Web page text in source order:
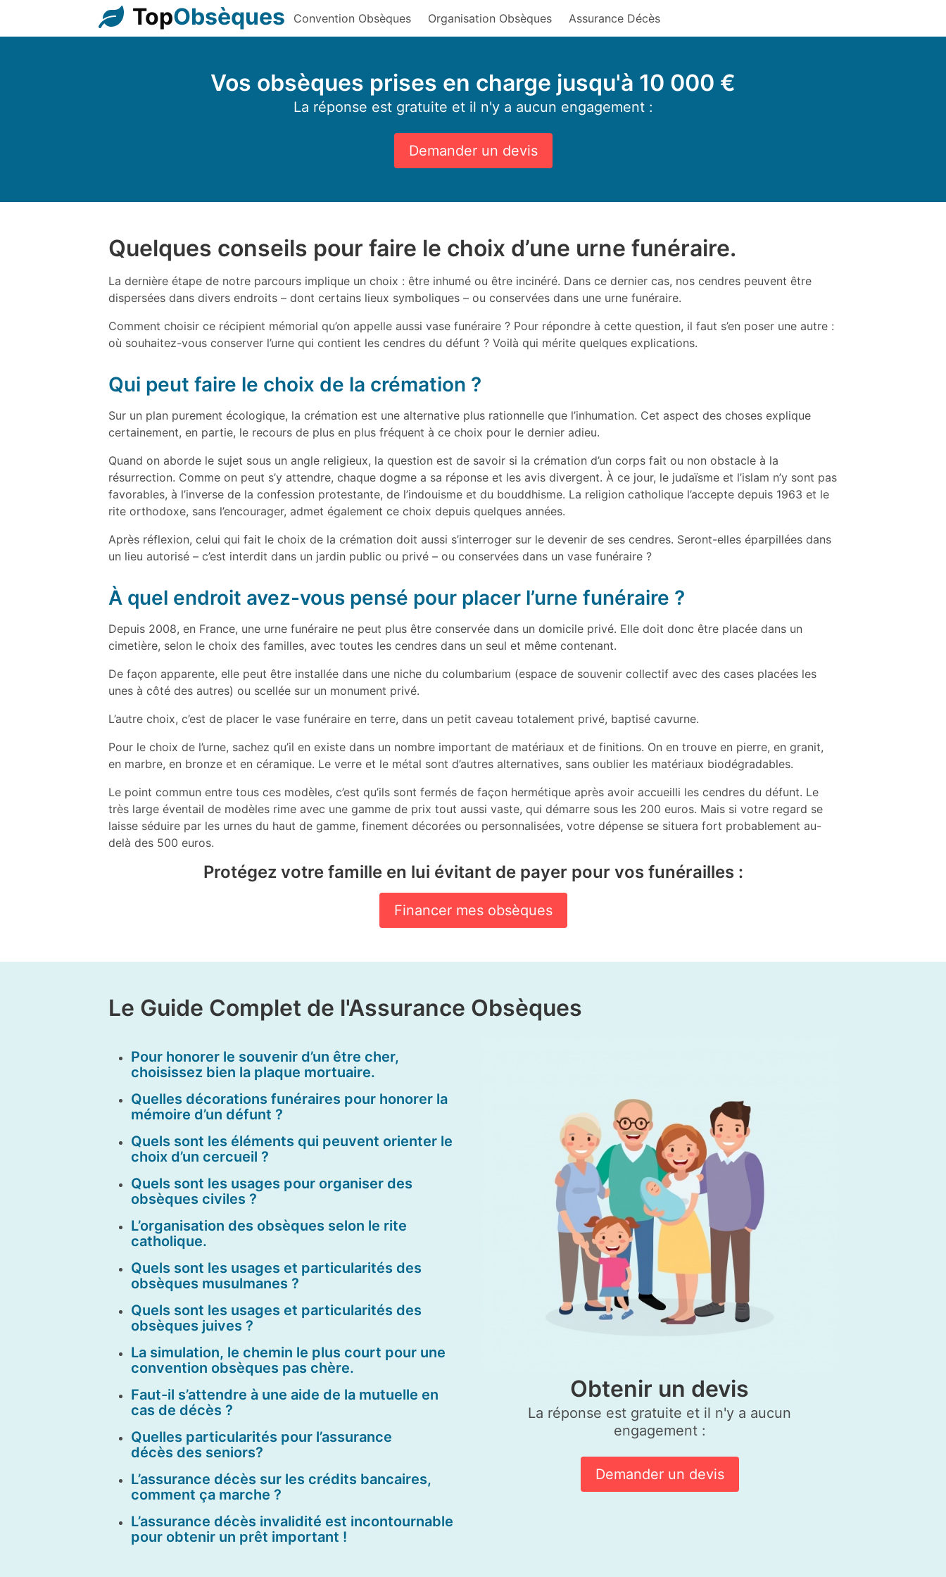
TopObsèques Convention Obsèques Organisation Obsèques Assurance Décès
Vos obsèques prises en charge jusqu'à 10 000 €
La réponse est gratuite et il n'y a aucun engagement :
Demander un devis
Quelques conseils pour faire le choix d’une urne funéraire.
La dernière étape de notre parcours implique un choix : être inhumé ou être incinéré. Dans ce dernier cas, nos cendres peuvent être
dispersées dans divers endroits – dont certains lieux symboliques – ou conservées dans une urne funéraire.
Comment choisir ce récipient mémorial qu’on appelle aussi vase funéraire ? Pour répondre à cette question, il faut s’en poser une autre :
où souhaitez-vous conserver l’urne qui contient les cendres du défunt ? Voilà qui mérite quelques explications.
Qui peut faire le choix de la crémation ?
Sur un plan purement écologique, la crémation est une alternative plus rationnelle que l’inhumation. Cet aspect des choses explique
certainement, en partie, le recours de plus en plus fréquent à ce choix pour le dernier adieu.
Quand on aborde le sujet sous un angle religieux, la question est de savoir si la crémation d’un corps fait ou non obstacle à la
résurrection. Comme on peut s’y attendre, chaque dogme a sa réponse et les avis divergent. À ce jour, le judaïsme et l’islam n’y sont pas
favorables, à l’inverse de la confession protestante, de l’indouisme et du bouddhisme. La religion catholique l’accepte depuis 1963 et le
rite orthodoxe, sans l’encourager, admet également ce choix depuis quelques années.
Après réflexion, celui qui fait le choix de la crémation doit aussi s’interroger sur le devenir de ses cendres. Seront-elles éparpillées dans
un lieu autorisé – c’est interdit dans un jardin public ou privé – ou conservées dans un vase funéraire ?
À quel endroit avez-vous pensé pour placer l’urne funéraire ?
Depuis 2008, en France, une urne funéraire ne peut plus être conservée dans un domicile privé. Elle doit donc être placée dans un
cimetière, selon le choix des familles, avec toutes les cendres dans un seul et même contenant.
De façon apparente, elle peut être installée dans une niche du columbarium (espace de souvenir collectif avec des cases placées les
unes à côté des autres) ou scellée sur un monument privé.
L’autre choix, c’est de placer le vase funéraire en terre, dans un petit caveau totalement privé, baptisé cavurne.
Pour le choix de l’urne, sachez qu’il en existe dans un nombre important de matériaux et de finitions. On en trouve en pierre, en granit,
en marbre, en bronze et en céramique. Le verre et le métal sont d’autres alternatives, sans oublier les matériaux biodégradables.
Le point commun entre tous ces modèles, c’est qu’ils sont fermés de façon hermétique après avoir accueilli les cendres du défunt. Le
très large éventail de modèles rime avec une gamme de prix tout aussi vaste, qui démarre sous les 200 euros. Mais si votre regard se
laisse séduire par les urnes du haut de gamme, finement décorées ou personnalisées, votre dépense se situera fort probablement au-
delà des 500 euros.
Protégez votre famille en lui évitant de payer pour vos funérailles :
Financer mes obsèques
Le Guide Complet de l'Assurance Obsèques
Pour honorer le souvenir d’un être cher,
choisissez bien la plaque mortuaire.
Quelles décorations funéraires pour honorer la
mémoire d’un défunt ?
Quels sont les éléments qui peuvent orienter le
choix d’un cercueil ?
Quels sont les usages pour organiser des
obsèques civiles ?
L’organisation des obsèques selon le rite
catholique.
Quels sont les usages et particularités des
obsèques musulmanes ?
Quels sont les usages et particularités des
obsèques juives ?
La simulation, le chemin le plus court pour une
convention obsèques pas chère.
Faut-il s’attendre à une aide de la mutuelle en
cas de décès ?
Quelles particularités pour l’assurance
décès des seniors?
L’assurance décès sur les crédits bancaires,
comment ça marche ?
L’assurance décès invalidité est incontournable
pour obtenir un prêt important !
Obtenir un devis
La réponse est gratuite et il n'y a aucun
engagement :
Demander un devis